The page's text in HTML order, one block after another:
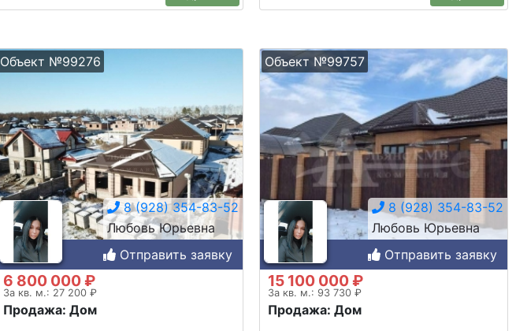
Объект №99276
8 (928) 354-83-52
Любовь Юрьевна
Отправить заявку
6 800 000 ₽
За кв. м.: 27 200 ₽
Продажа: Дом
Объект №99757
8 (928) 354-83-52
Любовь Юрьевна
Отправить заявку
15 100 000 ₽
За кв. м.: 93 730 ₽
Продажа: Дом